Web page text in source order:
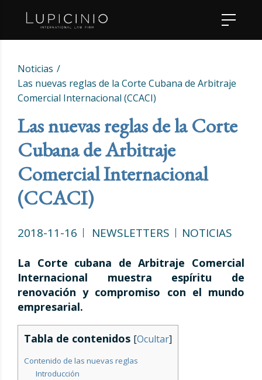
Noticias
Las nuevas reglas de la Corte Cubana de Arbitraje
Comercial Internacional (CCACI)
Las nuevas reglas de la Corte
Cubana de Arbitraje
Comercial Internacional
(CCACI)
2018-11-16 NEWSLETTERS NOTICIAS
La Corte cubana de Arbitraje Comercial
Internacional muestra espíritu de
renovación y compromiso con el mundo
empresarial.
Tabla de contenidos [Ocultar]
Contenido de las nuevas reglas
Introducción